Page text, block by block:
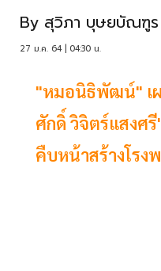
By สุวิภา บุษยบัณฑูร
27 ม.ค. 64 | 04:30 น.
"หมอนิธิพัฒน์" เ
ศักดิ์ วิจิตร์แสงศ
คืบหน้าสร้างโรง